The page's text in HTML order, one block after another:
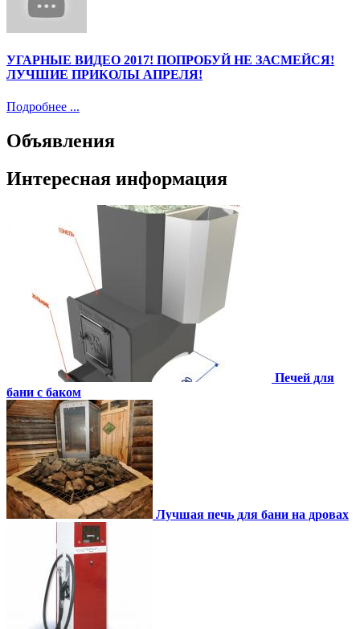
УГАРНЫЕ ВИДЕО 2017! ПОПРОБУЙ НЕ ЗАСМЕЙСЯ!
ЛУЧШИЕ ПРИКОЛЫ АПРЕЛЯ!
Подробнее ...
Объявления
Интересная информация
Печей для
бани с баком
Лучшая печь для бани на дровах